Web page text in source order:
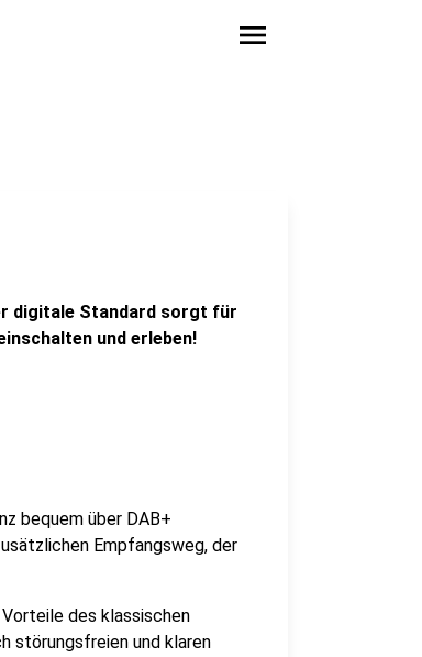
menu
digitale Standard sorgt für
und erleben!
bequem über DAB+
Empfangsweg, der
des klassischen
störungsfreien und klaren